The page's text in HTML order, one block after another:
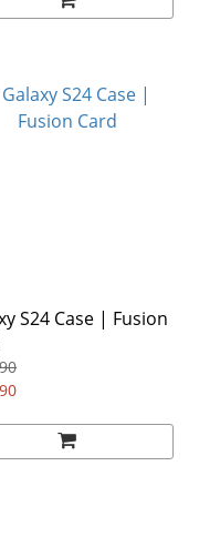
S24 Case | Fusion